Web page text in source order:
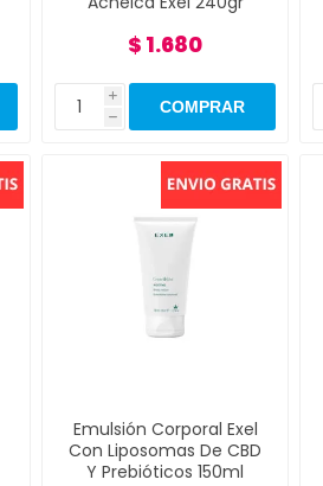
$ 1.680
i
h
Emulsión Corporal Exel
Con Liposomas De CBD
Y Prebióticos 150ml